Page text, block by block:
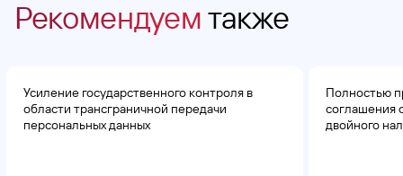
Рекомендуемтакже
Усиление государственного контроля в
области трансграничной передачи
персональных данных
Полностью
соглашения
двойного